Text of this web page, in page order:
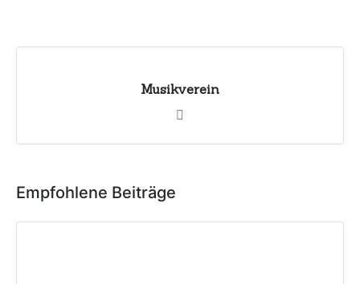
Musikverein
Empfohlene Beiträge